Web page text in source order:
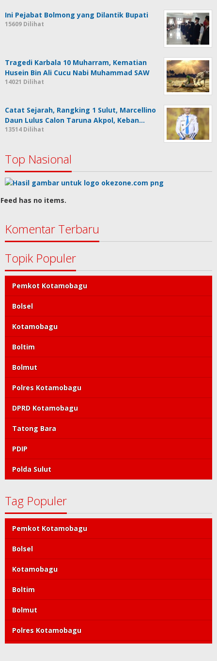
Ini Pejabat Bolmong yang Dilantik Bupati
15609 Dilihat
Tragedi Karbala 10 Muharram, Kematian
Husein Bin Ali Cucu Nabi Muhammad SAW
14021 Dilihat
Catat Sejarah, Rangking 1 Sulut, Marcellino
Daun Lulus Calon Taruna Akpol, Keban…
13514 Dilihat
Top Nasional
Feed has no items.
Komentar Terbaru
Topik Populer
Pemkot Kotamobagu
Bolsel
Kotamobagu
Boltim
Bolmut
Polres Kotamobagu
DPRD Kotamobagu
Tatong Bara
PDIP
Polda Sulut
Tag Populer
Pemkot Kotamobagu
Bolsel
Kotamobagu
Boltim
Bolmut
Polres Kotamobagu